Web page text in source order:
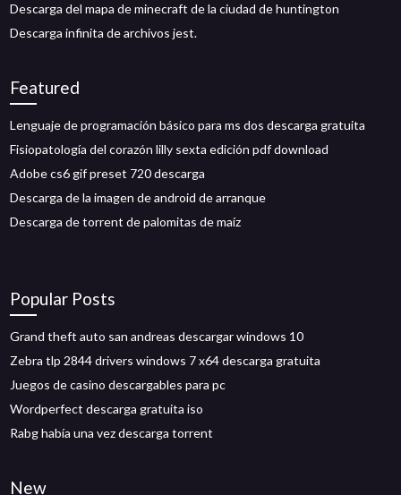
Descarga del mapa de minecraft de la ciudad de huntington
Descarga infinita de archivos jest.
Featured
Lenguaje de programación básico para ms dos descarga gratuita
Fisiopatología del corazón lilly sexta edición pdf download
Adobe cs6 gif preset 720 descarga
Descarga de la imagen de android de arranque
Descarga de torrent de palomitas de maíz
Popular Posts
Grand theft auto san andreas descargar windows 10
Zebra tlp 2844 drivers windows 7 x64 descarga gratuita
Juegos de casino descargables para pc
Wordperfect descarga gratuita iso
Rabg había una vez descarga torrent
New